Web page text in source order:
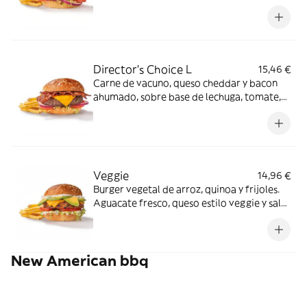
Director's Choice L
15,46 €
Carne de vacuno, queso cheddar y bacon
ahumado, sobre base de lechuga, tomate,
Veggie
14,96 €
Burger vegetal de arroz, quinoa y frijoles.
Aguacate fresco, queso estilo veggie y salsa
New American bbq